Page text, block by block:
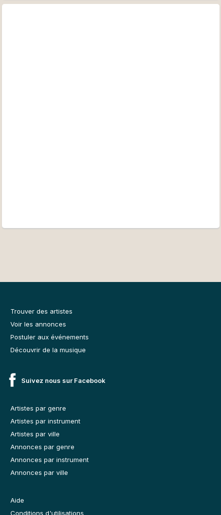
Trouver des artistes
Voir les annonces
Postuler aux événements
Découvrir de la musique
Suivez nous sur Facebook
Artistes par genre
Artistes par instrument
Artistes par ville
Annonces par genre
Annonces par instrument
Annonces par ville
Aide
Conditions d'utilisations